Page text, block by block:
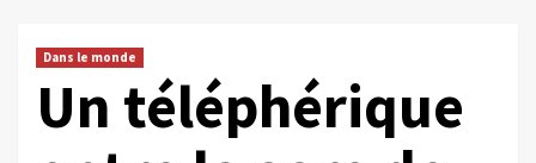
Dans le monde
Un téléphérique